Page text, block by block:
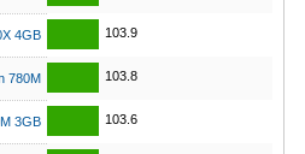
4GB 103.9
780M 103.8
3GB 103.6